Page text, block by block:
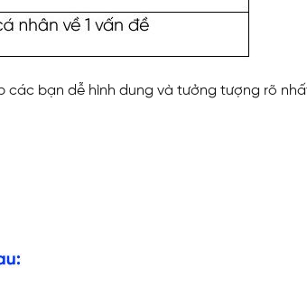
các bạn dễ hình dung và tưởng tượng rõ